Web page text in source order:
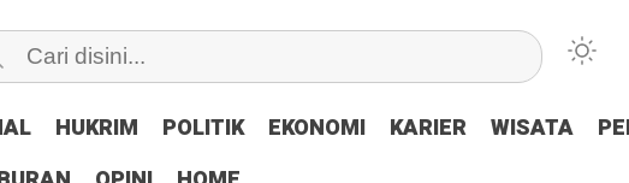
HUKRIM POLITIK EKONOMI KARIER WISATA
HUKRIM POLITIK EKONOMI KARIER WISATA